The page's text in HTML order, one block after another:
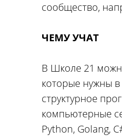
сообщество,
ЧЕМУ УЧАТ
В Школе 21
которые нужны
структурное
компьютерные
Python, Golang,